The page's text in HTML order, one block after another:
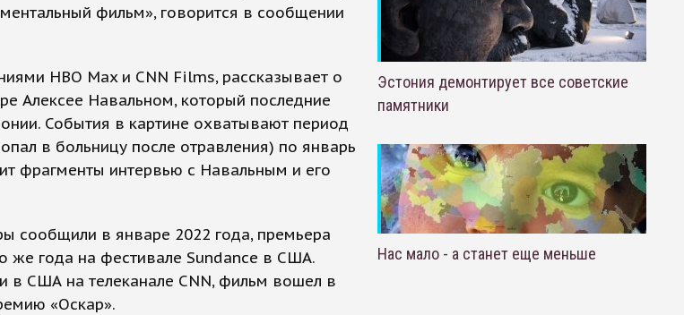
фильм», говорится в сообщении
HBO Max и CNN Films, рассказывает о
Алексее Навальном, который последние
События в картине охватывают период
в больницу после отравления) по январь
фрагменты интервью с Навальным и его
сообщили в январе 2022 года, премьера
же года на фестивале Sundance в США.
в США на телеканале CNN, фильм вошел в
«Оскар».
Эстония демонтирует все советские
памятники
Нас мало - а станет еще меньше